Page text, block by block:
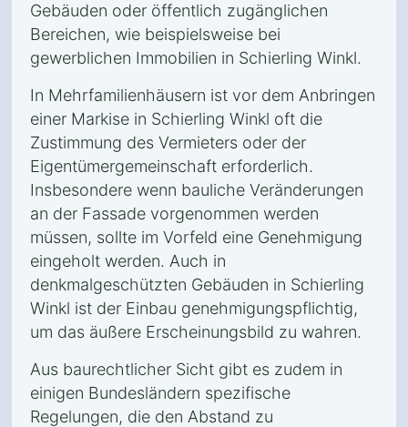
Gebäuden oder öffentlich zugänglichen
Bereichen, wie beispielsweise bei
gewerblichen Immobilien in Schierling Winkl.
In Mehrfamilienhäusern ist vor dem Anbringen
einer Markise in Schierling Winkl oft die
Zustimmung des Vermieters oder der
Eigentümergemeinschaft erforderlich.
Insbesondere wenn bauliche Veränderungen
an der Fassade vorgenommen werden
müssen, sollte im Vorfeld eine Genehmigung
eingeholt werden. Auch in
denkmalgeschützten Gebäuden in Schierling
Winkl ist der Einbau genehmigungspflichtig,
um das äußere Erscheinungsbild zu wahren.
Aus baurechtlicher Sicht gibt es zudem in
einigen Bundesländern spezifische
Regelungen, die den Abstand zu